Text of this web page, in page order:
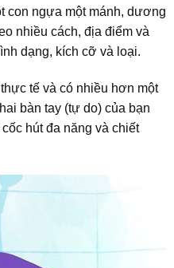
con ngựa một mánh, dương
nhiều cách, địa điểm và
dạng, kích cỡ và loại.
tế và có nhiều hơn một
bàn tay (tự do) của bạn
hút đa năng và chiết